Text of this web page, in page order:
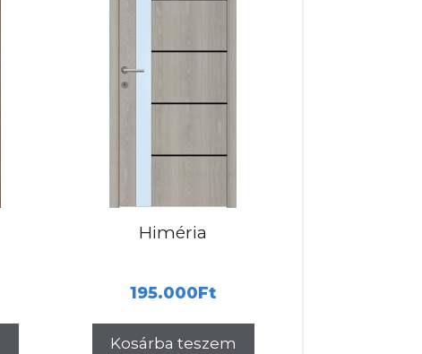
Himéria
195.000Ft
Kosárba teszem